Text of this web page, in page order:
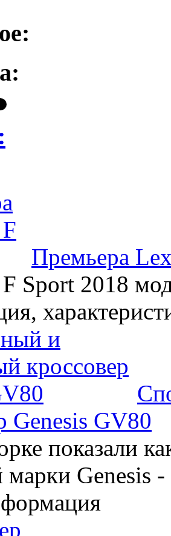
Премьера
Sport 2018
Genesis GV80
показали
Genesis